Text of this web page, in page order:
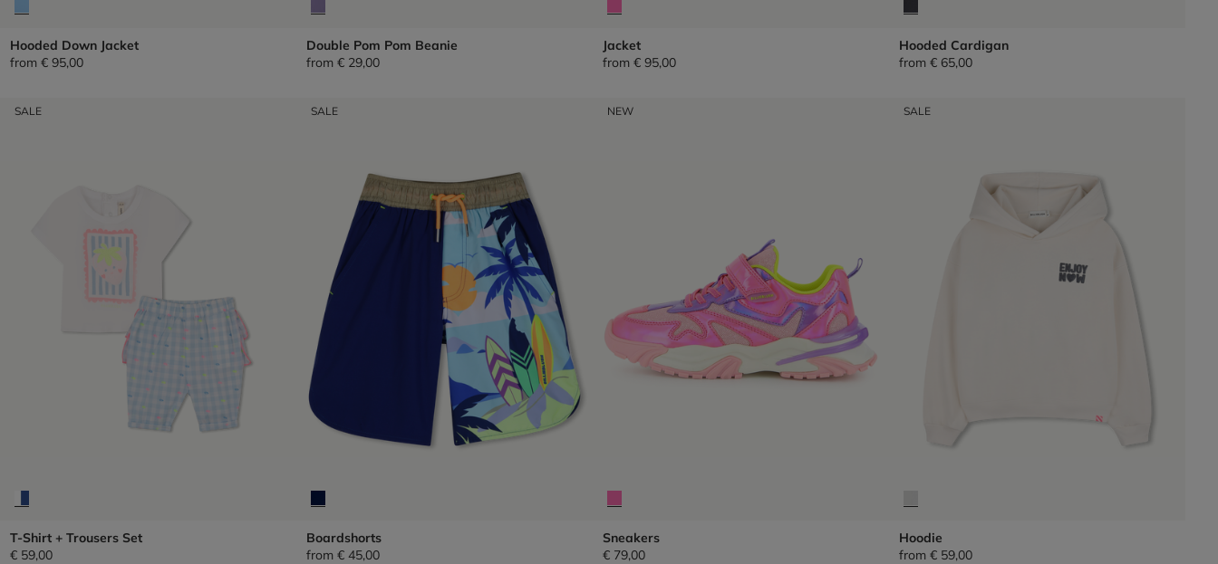
Hooded Down Jacket
from € 95,00
Double Pom Pom Beanie
from € 29,00
Jacket
from € 95,00
Hooded Cardigan
from € 65,00
SALE
T-Shirt + Trousers Set
€ 59,00
SALE
Boardshorts
from € 45,00
NEW
Sneakers
€ 79,00
SALE
Hoodie
from € 59,00